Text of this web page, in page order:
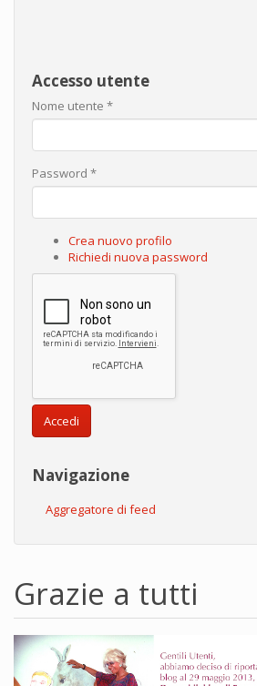
Accesso utente
Nome utente *
Password *
Crea nuovo profilo
Richiedi nuova password
Accedi
Navigazione
Aggregatore di feed
Grazie a tutti